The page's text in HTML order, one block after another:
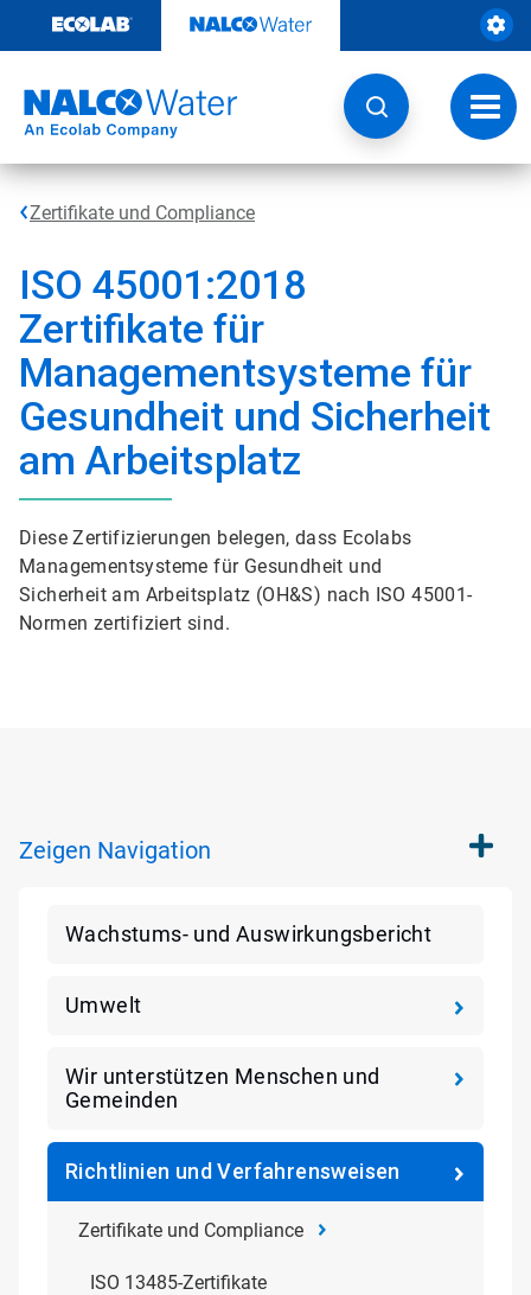
Inhalt
Zertifikate und Compliance
ISO 45001:2018
Zertifikate für
Managementsysteme für
Gesundheit und Sicherheit
am Arbeitsplatz
Diese Zertifizierungen belegen, dass Ecolabs
Managementsysteme für Gesundheit und
Sicherheit am Arbeitsplatz (OH&S) nach ISO 45001-
Normen zertifiziert sind.
Zeigen Navigation
Wachstums- und Auswirkungsbericht
Umwelt
Wir unterstützen Menschen und
Gemeinden
Richtlinien und Verfahrensweisen
Zertifikate und Compliance
ISO 13485-Zertifikate